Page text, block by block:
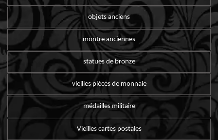
objets anciens
montre anciennes
statues de bronze
vieilles pièces de monnaie
médailles militaire
Vieilles cartes postales